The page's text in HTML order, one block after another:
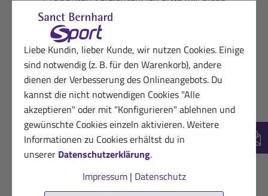
Liebe Kundin, lieber Kunde, wir nutzen Cookies. Einige
sind notwendig (z. B. für den Warenkorb), andere
dienen der Verbesserung des Onlineangebots. Du
kannst die nicht notwendigen Cookies "Alle
akzeptieren" oder mit "Konfigurieren" ablehnen und
gewünschte Cookies einzeln aktivieren. Weitere
Informationen zu Cookies erhältst du in
unserer Datenschutzerklärung.
Impressum| Datenschutz
Bestellung nicht zu berechnen. Hierfür DANKE
ung verbleibe mit freundlichem Gruß Ihre Britta
Pieper
VERIFIZIERT Hilfreich? (0)
26.10.2025
Dankbare Kundin von Sanct Bernhard
Sport
★★★★★
Perfekt alles wie beschrieben,sehr schneller
Versand,gerne wieder , vielen Dank
VERIFIZIERT Hilfreich? (0)